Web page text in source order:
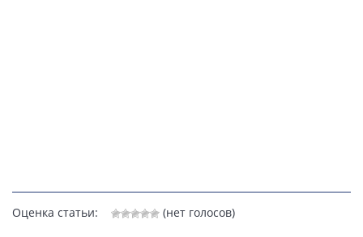
Оценка статьи: (нет голосов)